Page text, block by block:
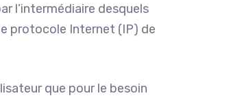
l’intermédiaire desquels
protocole Internet (IP) de
que pour le besoin